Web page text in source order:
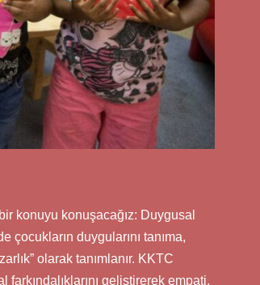
konuyu konuşacağız: Duygusal
duygularını tanıma,
olarak tanımlanır. KKTC
geliştirerek empati,